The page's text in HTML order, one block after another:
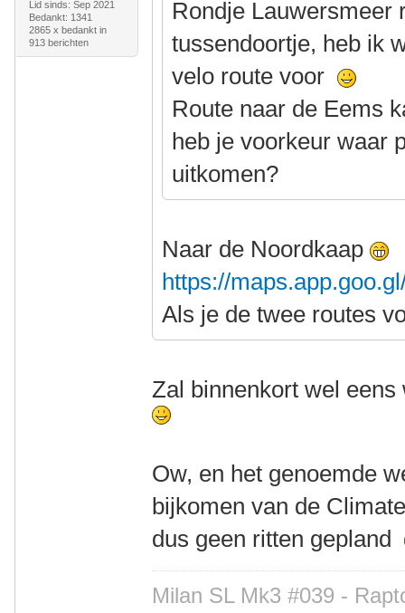
Lid sinds: Sep 2021
Bedankt: 1341
2865 x bedankt in
913 berichten
Rondje Lauwersmeer
tussendoortje, heb ik
velo route voor
Route naar de Eems
heb je voorkeur waar
uitkomen?
Naar de Noordkaap
https://
Als je de twee routes
Zal binnenkort wel
Ow, en het genoemde
bijkomen van de
dus geen ritten gepland
Milan SL Mk3 #039 -